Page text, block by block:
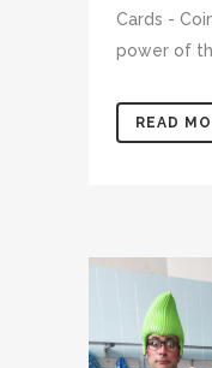
Cards -
power of
READ